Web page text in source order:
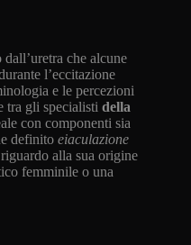
che alcune
l’eccitazione
e le percezioni
tra gli specialisti della
con componenti sia
definito eiaculazione
alla sua origine
femminile o una